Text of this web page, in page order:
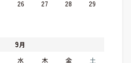
26 27 28
29
9月
水 木 金 土